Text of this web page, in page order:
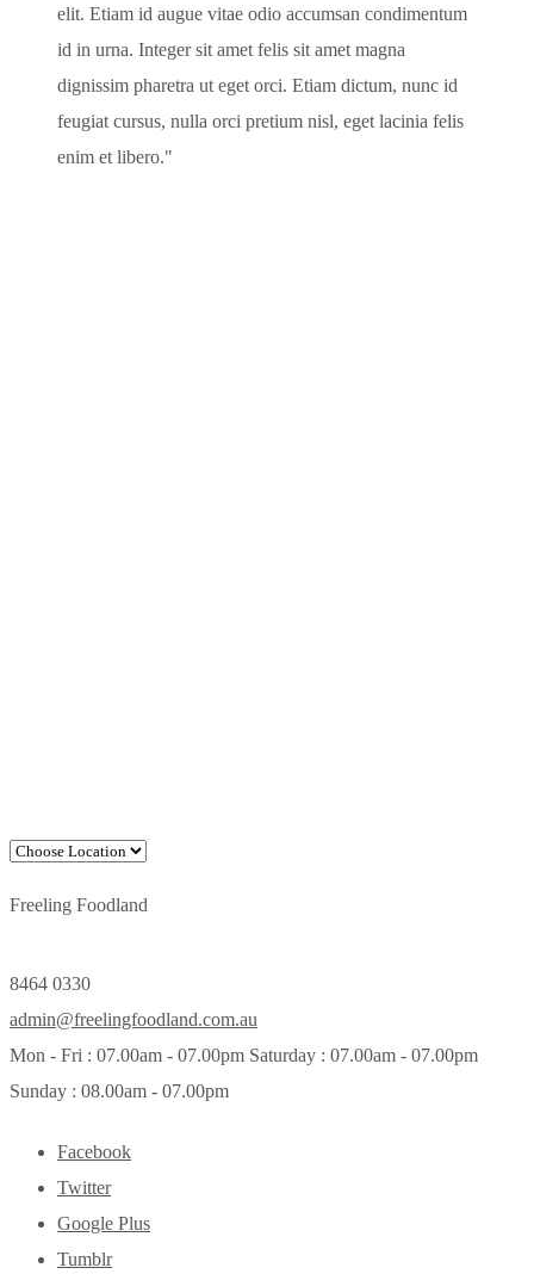
elit. Etiam id augue vitae odio accumsan condimentum
id in urna. Integer sit amet felis sit amet magna
dignissim pharetra ut eget orci. Etiam dictum, nunc id
feugiat cursus, nulla orci pretium nisl, eget lacinia felis
enim et libero.
Freeling Foodland
8464 0330
admin@freelingfoodland.com.au
Mon - Fri : 07.00am - 07.00pm Saturday : 07.00am - 07.00pm
Sunday : 08.00am - 07.00pm
Facebook
Twitter
Google Plus
Tumblr